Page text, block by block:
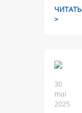
ЧИТАТЬ
>
30
mai
2025